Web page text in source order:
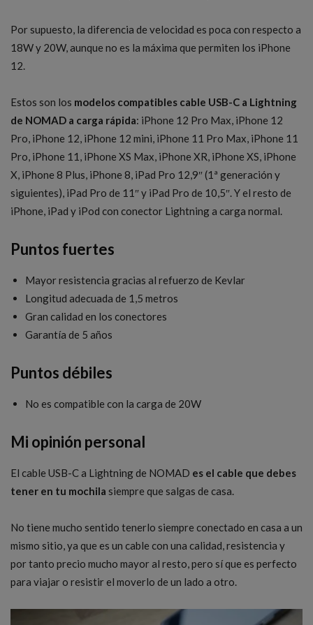
Por supuesto, la diferencia de velocidad es poca con respecto a
18W y 20W, aunque no es la máxima que permiten los iPhone
12.
Estos son los modelos compatibles cable USB-C a Lightning
de NOMAD a carga rápida: iPhone 12 Pro Max, iPhone 12
Pro, iPhone 12, iPhone 12 mini, iPhone 11 Pro Max, iPhone 11
Pro, iPhone 11, iPhone XS Max, iPhone XR, iPhone XS, iPhone
X, iPhone 8 Plus, iPhone 8, iPad Pro 12,9″ (1ª generación y
siguientes), iPad Pro de 11″ y iPad Pro de 10,5″. Y el resto de
iPhone, iPad y iPod con conector Lightning a carga normal.
Puntos fuertes
Mayor resistencia gracias al refuerzo de Kevlar
Longitud adecuada de 1,5 metros
Gran calidad en los conectores
Garantía de 5 años
Puntos débiles
No es compatible con la carga de 20W
Mi opinión personal
El cable USB-C a Lightning de NOMAD es el cable que debes
tener en tu mochila siempre que salgas de casa.
No tiene mucho sentido tenerlo siempre conectado en casa a un
mismo sitio, ya que es un cable con una calidad, resistencia y
por tanto precio mucho mayor al resto, pero sí que es perfecto
para viajar o resistir el moverlo de un lado a otro.